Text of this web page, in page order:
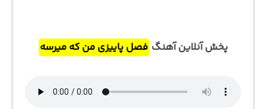
پخش آنلاین آهنگ فصل پاییزی من که میرسه